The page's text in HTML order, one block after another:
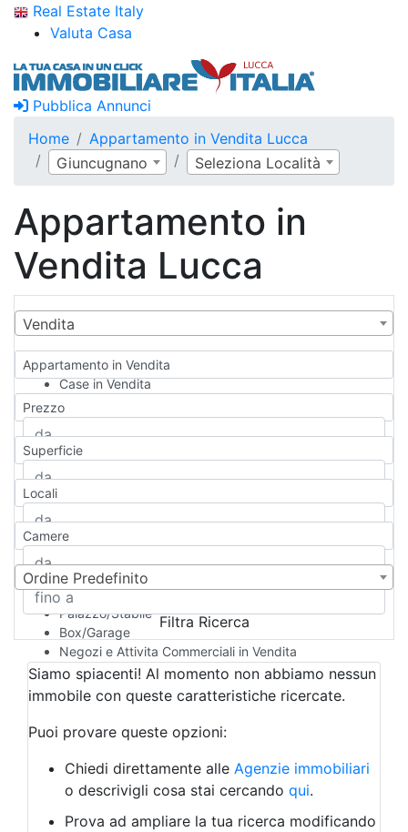
Real Estate Italy
Valuta Casa
Pubblica Annunci
Home
Appartamento in Vendita Lucca
Giuncugnano
Seleziona Località
Appartamento in
Vendita Lucca
Vendita
Appartamento in Vendita
Case in Vendita
Qualsiasi
Appartamento
Casa indipendente
Casa Semi-indipendente
Attico/Mansarda
Rustico/Casale
Camera d'Albergo
Multiproprietà
Palazzo/Stabile
Box/Garage
Negozi e Attivita Commerciali in Vendita
Qualsiasi
Attività/Licenza Commerciale
Azienda Agricola
Bar/Ristorante
Albergo
Laboratorio Artigianale
Negozio/locale commerciale
Agriturismo
Prezzo
Superficie
Locali
Camere
Ordine Predefinito
Filtra Ricerca
Siamo spiacenti! Al momento non abbiamo nessun
immobile con queste caratteristiche ricercate.
Puoi provare queste opzioni:
Chiedi direttamente alle Agenzie immobiliari
o descrivigli cosa stai cercando qui.
Prova ad ampliare la tua ricerca modificando